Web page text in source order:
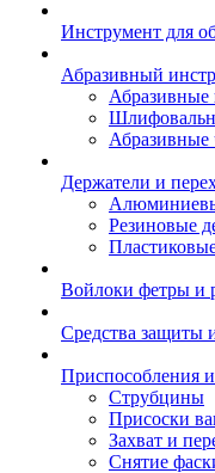
Инструмент для
Абразивный
Абразивные
Держатели и
Резиновые
Войлоки фетры и
Средства защиты
Приспособления
Струбцины
Присоски
Захват и
Снятие